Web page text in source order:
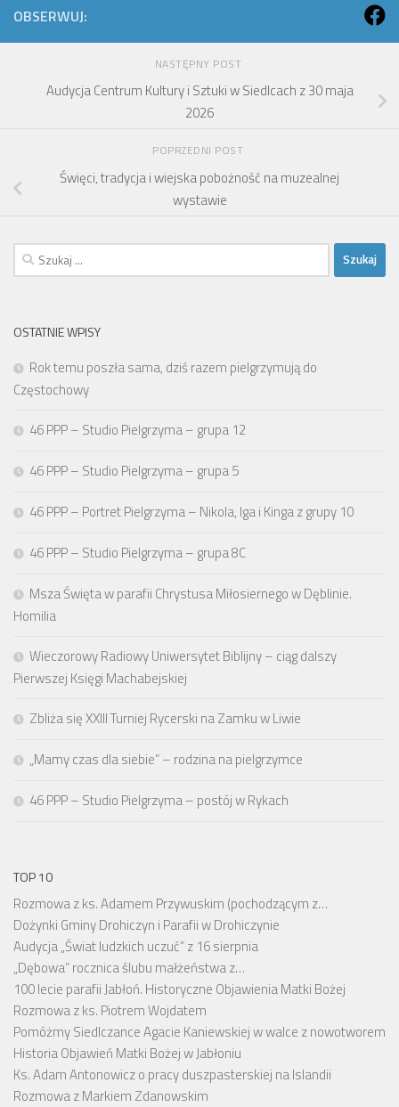
OBSERWUJ:
NASTĘPNY POST
Audycja Centrum Kultury i Sztuki w Siedlcach z 30 maja
2026
POPRZEDNI POST
Święci, tradycja i wiejska pobożność na muzealnej
wystawie
Szukaj:
OSTATNIE WPISY
Rok temu poszła sama, dziś razem pielgrzymują do
Częstochowy
46 PPP – Studio Pielgrzyma – grupa 12
46 PPP – Studio Pielgrzyma – grupa 5
46 PPP – Portret Pielgrzyma – Nikola, Iga i Kinga z grupy 10
46 PPP – Studio Pielgrzyma – grupa 8C
Msza Święta w parafii Chrystusa Miłosiernego w Dęblinie.
Homilia
Wieczorowy Radiowy Uniwersytet Biblijny – ciąg dalszy
Pierwszej Księgi Machabejskiej
Zbliża się XXIII Turniej Rycerski na Zamku w Liwie
„Mamy czas dla siebie” – rodzina na pielgrzymce
46 PPP – Studio Pielgrzyma – postój w Rykach
TOP 10
Rozmowa z ks. Adamem Przywuskim (pochodzącym z…
Dożynki Gminy Drohiczyn i Parafii w Drohiczynie
Audycja „Świat ludzkich uczuć” z 16 sierpnia
„Dębowa” rocznica ślubu małżeństwa z…
100 lecie parafii Jabłoń. Historyczne Objawienia Matki Bożej
Rozmowa z ks. Piotrem Wojdatem
Pomóżmy Siedlczance Agacie Kaniewskiej w walce z nowotworem
Historia Objawień Matki Bożej w Jabłoniu
Ks. Adam Antonowicz o pracy duszpasterskiej na Islandii
Rozmowa z Markiem Zdanowskim